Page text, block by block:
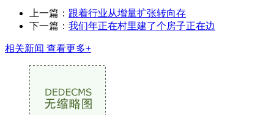
上一篇： 跟着行业从增量扩张转向存
下一篇： 我们年正在村里建了个房子正在边
相关新闻 查看更多+